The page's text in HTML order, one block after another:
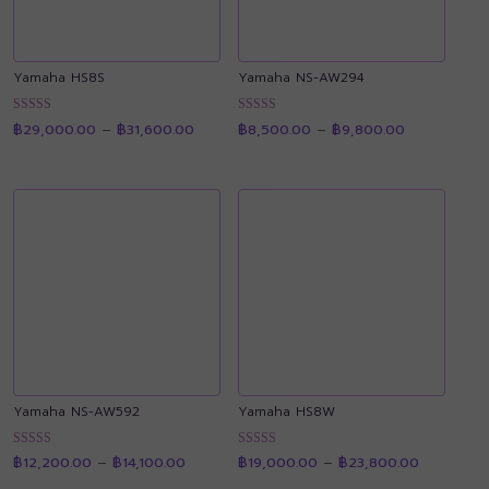
Yamaha HS8S
ให้คะแนน
4.92
฿29,000.00 – ฿31,600.00
Yamaha NS-AW294
ให้คะแนน
4.93
฿8,500.00 – ฿9,800.00range:
Yamaha NS-AW592
ให้คะแนน
4.89
฿12,200.00 – ฿14,100.00
Yamaha HS8W
ให้คะแนน
4.90
฿19,000.00 – ฿23,800.00range: